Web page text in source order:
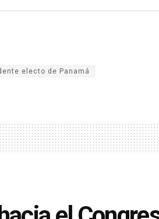
electo de Panamá